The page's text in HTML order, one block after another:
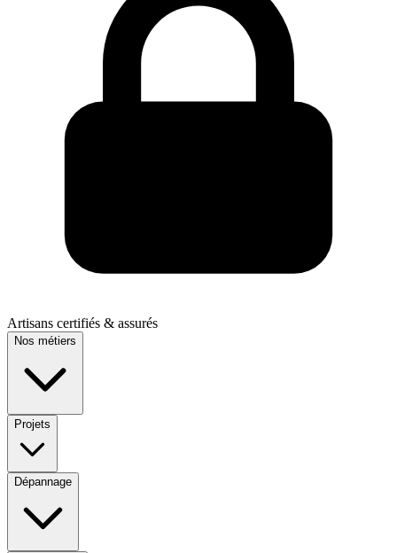
Artisans certifiés & assurés
Nos métiers
Projets
Dépannage